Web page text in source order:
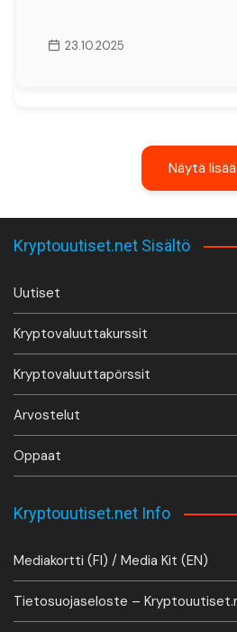
23.10.2025
Näytä lisää
Kryptouutiset.net Sisältö
Uutiset
Kryptovaluuttakurssit
Kryptovaluuttapörssit
Arvostelut
Oppaat
Kryptouutiset.net Info
Mediakortti (FI) / Media Kit (EN)
Tietosuojaseloste –